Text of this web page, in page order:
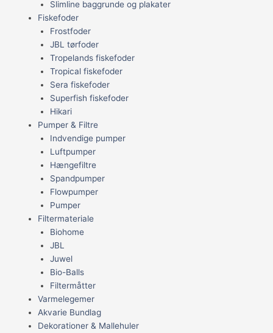
Slimline baggrunde og plakater
Fiskefoder
Frostfoder
JBL tørfoder
Tropelands fiskefoder
Tropical fiskefoder
Sera fiskefoder
Superfish fiskefoder
Hikari
Pumper & Filtre
Indvendige pumper
Luftpumper
Hængefiltre
Spandpumper
Flowpumper
Pumper
Filtermateriale
Biohome
JBL
Juwel
Bio-Balls
Filtermåtter
Varmelegemer
Akvarie Bundlag
Dekorationer & Mallehuler